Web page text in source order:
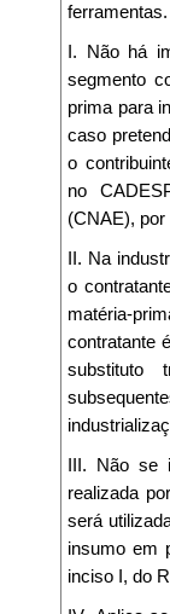
ferramentas.
I. Não há
segmento
prima para
caso
o
no
(CNAE),
II. Na
o
matéria-
contratante
substituto
III. Não se
realizada
será
insumo em
inciso I, do